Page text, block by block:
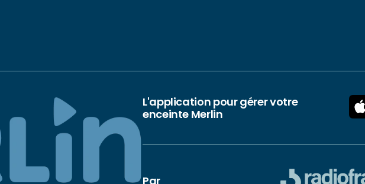
L'application pour gérer votre
enceinte Merlin
Par